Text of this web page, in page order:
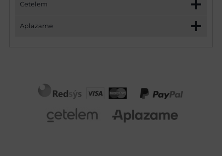
Cetelem
Aplazame